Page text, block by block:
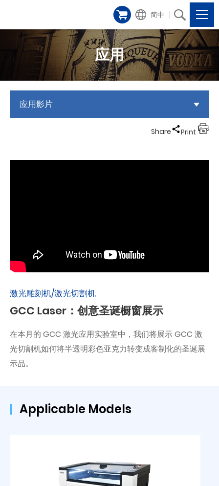
简中
应用
应用影片
Share Print
激光雕刻机/激光切割机
GCC Laser：创意圣诞橱窗展示
在本月的 GCC 激光应用实验室中，我们将展示 GCC 激
光切割机如何将半透明彩色亚克力转变成客制化的圣诞展
示品。
Applicable Models